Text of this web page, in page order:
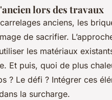
lors des travaux
anciens, les
de sacrifier.
les matériaux
Et puis, quoi de plus
? Le défi ? Intégrer ces
la surcharge.